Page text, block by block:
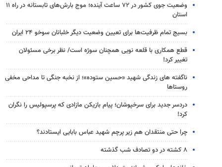
وضعیت جوی کشور در ۷۲ ساعت آینده؛ موج بارش‌های تابستانه در راه ۱۱
استان
بسیج تمام ظرفیت‌ها برای تعیین وضعیت دیگر خلبانان سوخو ۲۴ ایران
قطع همکاری با قلعه نویی همچنان سوژه است/ نظر برخی مسئولان
تغییر کرد!
ناگفته های زندگی شهید «حسین ستوده»؛ از نخبه جنگی تا مداحی مخفی
روستاها
دردسر جدید برای سرخپوشان؛ پیام بازیکن مازادی که پرسپولیس را نگران
کرد!
چرا حتی منتقدان هم زیر پرچم شهید عباس بابایی ایستادند؟
۸ کشته در دو تصادف شب گذشته